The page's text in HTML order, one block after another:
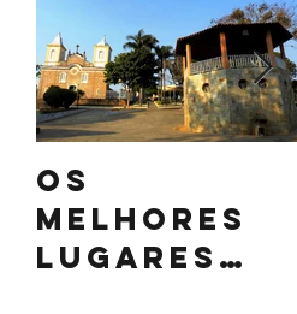
Os
melhores
lugares